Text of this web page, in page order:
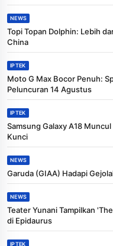
NEWS
Topi Topan Dolphin: Lebih
China
IPTEK
Moto G Max Bocor Penuh:
Peluncuran 14 Agustus
IPTEK
Samsung Galaxy A18
Kunci
NEWS
Garuda (GIAA) Hadapi
NEWS
Teater Yunani Tampilkan
di Epidaurus
IPTEK